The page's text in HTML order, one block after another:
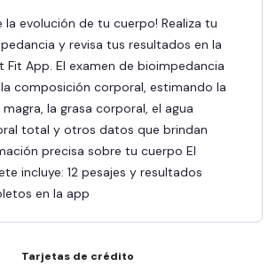
y revisa tus resultados en la
Fit App. El examen de bioimpedancia
composición corporal, estimando la
magra, la grasa corporal, el agua
total y otros datos que brindan
precisa sobre tu cuerpo El
incluye: 12 pesajes y resultados
en la app
Tarjetas de crédito